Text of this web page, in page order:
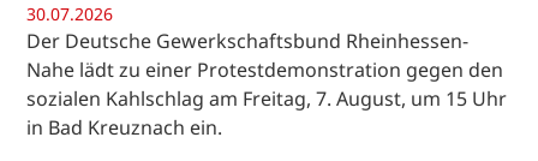
30.07.2026
Der Deutsche Gewerkschaftsbund Rheinhessen-
Nahe lädt zu einer Protestdemonstration gegen den
sozialen Kahlschlag am Freitag, 7. August, um 15 Uhr
in Bad Kreuznach ein.